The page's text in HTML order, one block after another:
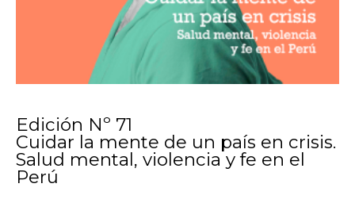
Edición Nº 71
Cuidar la mente de un país en crisis.
Salud mental, violencia y fe en el
Perú